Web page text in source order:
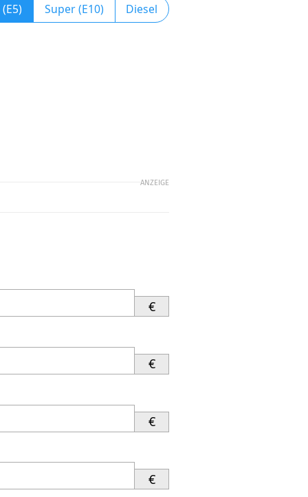
Super (E10) Diesel
ANZEIGE
€
€
€
€